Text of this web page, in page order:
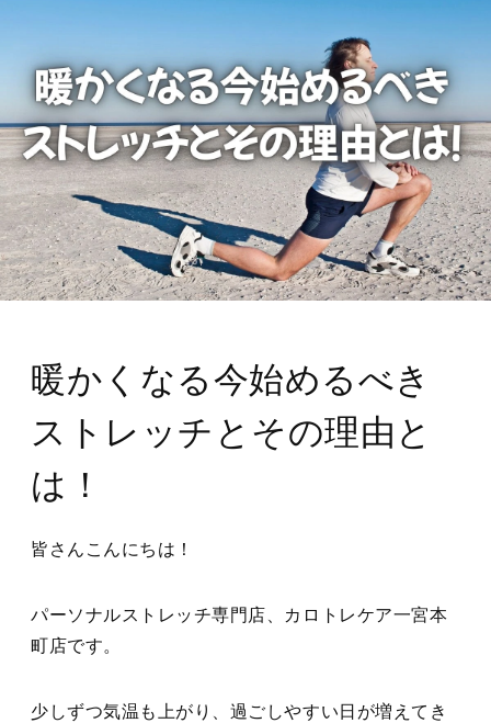
暖かくなる今始めるべき
ストレッチとその理由と
は！
皆さんこんにちは！
パーソナルストレッチ専門店、カロトレケア一宮本
町店です。
少しずつ気温も上がり、過ごしやすい日が増えてき